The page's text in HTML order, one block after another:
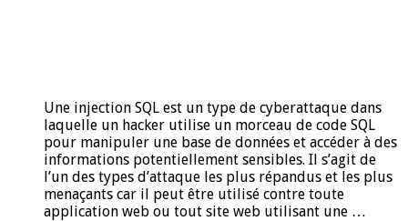
Une injection SQL est un type de cyberattaque dans
laquelle un hacker utilise un morceau de code SQL
pour manipuler une base de données et accéder à des
informations potentiellement sensibles. Il s’agit de
l’un des types d’attaque les plus répandus et les plus
menaçants car il peut être utilisé contre toute
application web ou tout site web utilisant une …